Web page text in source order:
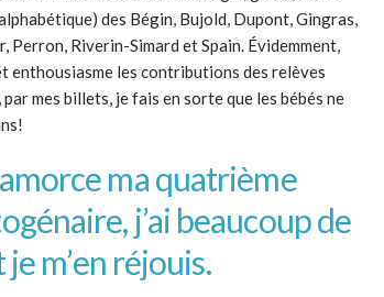
des Bégin, Bujold, Dupont, Gingras,
Perron, Riverin-Simard et Spain. Évidemment,
enthousiasme les contributions des relèves
par mes billets, je fais en sorte que les bébés ne
ma quatrième
j’ai beaucoup de
m’en réjouis.